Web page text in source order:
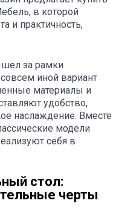
в которой
и практичность,
за рамки
иной вариант
материалы и
удобство,
наслаждение. Вместе
модели
себя в
стол:
черты